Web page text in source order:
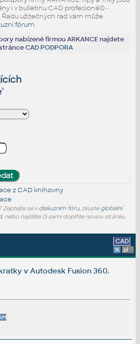
i v bulletinu CAD profesionálů -
. Řadu užitečných rad vám může
fórum.
nabízené firmou ARKANCE najdete
CAD PODPORA
'
z CAD knihovny
Zeptejte se v diskuzním fóru, zkuste globální
, nebo najděte či sami doplňte novou stránku
CAD
% platforma
v Autodesk Fusion 360.